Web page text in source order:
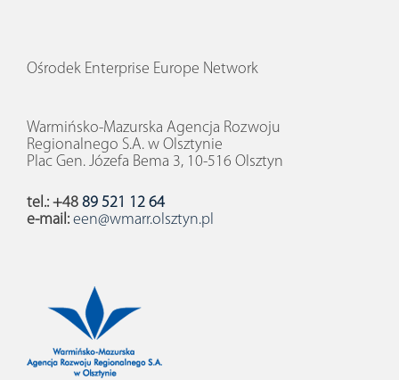
Ośrodek Enterprise Europe Network
Warmińsko-Mazurska Agencja Rozwoju
Regionalnego S.A. w Olsztynie
Plac Gen. Józefa Bema 3, 10-516 Olsztyn
tel.: +48 89 521 12 64
e-mail: een@wmarr.olsztyn.pl